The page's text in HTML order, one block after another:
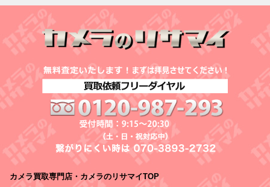
カメラ買取専門店・カメラのリサマイTOP